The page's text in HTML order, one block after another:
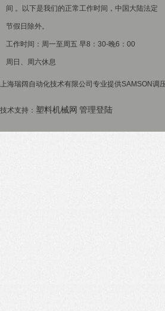
间 。以下是我们的正常工作时间，中国大陆法定
节假日除外。
工作时间：周一至周五 早8：30-晚6：00
周日、周六休息
上海瑞阔自动化技术有限公司专业提供SAMSON
技术支持： 塑料机械网 管理登陆